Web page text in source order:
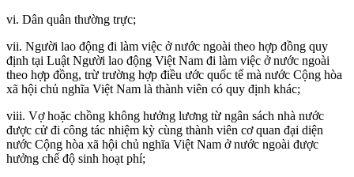
vi. Dân quân thường trực;
vii. Người lao động đi làm việc ở nước ngoài theo hợp đồng quy
định tại Luật Người lao động Việt Nam đi làm việc ở nước ngoài
theo hợp đồng, trừ trường hợp điều ước quốc tế mà nước Cộng hòa
xã hội chủ nghĩa Việt Nam là thành viên có quy định khác;
viii. Vợ hoặc chồng không hưởng lương từ ngân sách nhà nước
được cử đi công tác nhiệm kỳ cùng thành viên cơ quan đại diện
nước Cộng hòa xã hội chủ nghĩa Việt Nam ở nước ngoài được
hưởng chế độ sinh hoạt phí;